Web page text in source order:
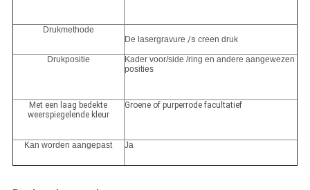
Drukmethode
De lasergravure /s creen druk
Drukpositie
Kader voor/side /ring en andere aangewezen
posities
Met een laag bedekte
weerspiegelende kleur
Groene of purperrode facultatief
Kan worden aangepast Ja